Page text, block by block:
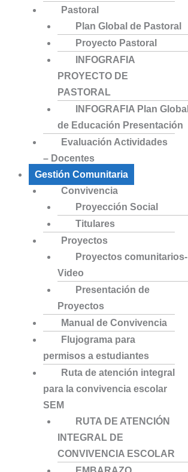
Pastoral
Plan Global de Pastoral
Proyecto Pastoral
INFOGRAFIA
PROYECTO DE
PASTORAL
INFOGRAFIA Plan Global
de Educación Presentación
Evaluación Actividades
– Docentes
Gestión Comunitaria
Convivencia
Proyección Social
Titulares
Proyectos
Proyectos comunitarios-
Video
Presentación de
Proyectos
Manual de Convivencia
Flujograma para
permisos a estudiantes
Ruta de atención integral
para la convivencia escolar
SEM
RUTA DE ATENCIÓN
INTEGRAL DE
CONVIVENCIA ESCOLAR